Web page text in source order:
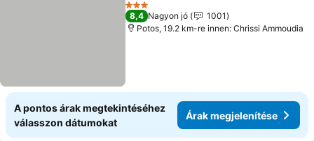
3 Kategória
8,4 Nagyon jó
1001
Potos, 19.2 km-re innen: Chrissi Ammoudia
A pontos árak megtekintéséhez
válasszon dátumokat
Árak megjelenítése